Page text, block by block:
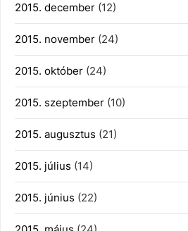
2015. december (12)
2015. november (24)
2015. október (24)
2015. szeptember (10)
2015. augusztus (21)
2015. július (14)
2015. június (22)